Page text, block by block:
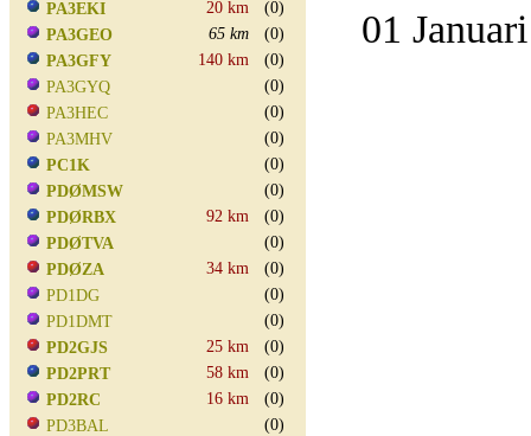
PA3EKI
20 km
(0)
PA3GEO
65 km
(0)
PA3GFY
140 km
(0)
PA3GYQ
(0)
PA3HEC
(0)
PA3MHV
(0)
PC1K
(0)
PDØMSW
(0)
PDØRBX
92 km
(0)
PDØTVA
(0)
PDØZA
34 km
(0)
PD1DG
(0)
PD1DMT
(0)
PD2GJS
25 km
(0)
PD2PRT
58 km
(0)
PD2RC
16 km
(0)
PD3BAL
(0)
01